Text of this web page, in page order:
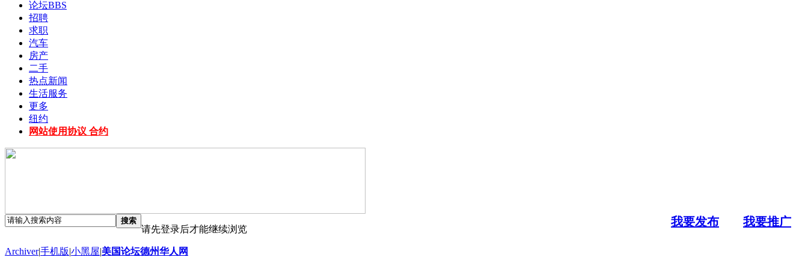
论坛BBS
招聘
求职
汽车
房产
二手
热点新闻
生活服务
更多
纽约
网站使用协议 合约
搜索 我要发布 我要推广
请先登录后才能继续浏览
Archiver|手机版|小黑屋|美国论坛德州华人网